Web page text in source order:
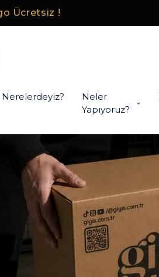
Ücretsiz !
Nerelerdeyiz?
Neler
Yapıyoruz?